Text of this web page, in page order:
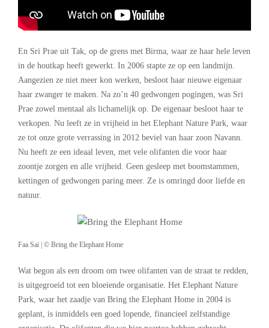
En Sri Prae uit Tak, op de grens met Birma, waar ze haar hele leven
in de houtkap heeft gewerkt. In 2006 stapte ze op een landmijn.
Aangezien ze niet meer kon werken, besloot haar nieuwe eigenaar
haar zwanger te maken. Na zo’n 40 gedwongen pogingen, was Sri
Prae zowel mentaal als lichamelijk op. De eigenaar besloot haar te
verkopen. Nu leeft ze in vrijheid in het Elephant Nature Park, waar
ze tot onze grote verrassing in 2012 beviel van haar zoon Navann.
Nu heeft ze een ideaal leven, met vele olifanten die voor haar
zoontje zorgen en alle vrijheid. Geen gesleep met boomstammen,
kettingen of gedwongen paring meer. Ze is omringd door liefde en
natuur.
Faa Sai | © Bring the Elephant Home
Wat begon als een droom om twee olifanten van de straat te redden,
is uitgegroeid tot een bloeiende organisatie. Het Elephant Nature
Park, waar het zaadje van Bring the Elephant Home in 2004 is
geplant, is inmiddels een goed lopende, financieel zelfstandige